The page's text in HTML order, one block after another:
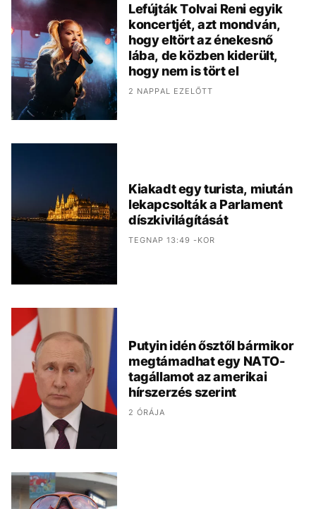
Lefújták Tolvai Reni egyik
koncertjét, azt mondván,
hogy eltört az énekesnő
lába, de közben kiderült,
hogy nem is tört el
2 NAPPAL EZELŐTT
Kiakadt egy turista, miután
lekapcsolták a Parlament
díszkivilágítását
TEGNAP 13:49 -KOR
Putyin idén ősztől bármikor
megtámadhat egy NATO-
tagállamot az amerikai
hírszerzés szerint
2 ÓRÁJA